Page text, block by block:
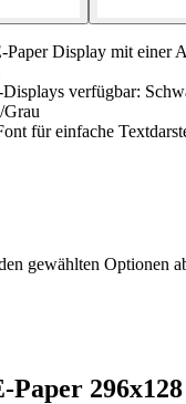
Paper Display mit einer
verfügbar:
Grau
für einfache
gewählten Optionen
Paper